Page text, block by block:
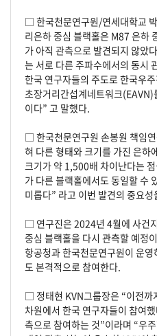
□ 한국천문연구원/연세대학교
리은하 중심 블랙홀은 M87 은하
가 아직 관측으로 발견되지 않았
는 서로 다른 주파수에서의 동시
한국 연구자들의 주도로 한국우
초장거리간섭계네트워크
이다” 고 말했다.
□ 한국천문연구원 손봉원 책임
혀 다른 형태와 크기를 가진 은하
크기가 약 1,500배 차이난다는
가 다른 블랙홀에서도 동일할 수
미롭다” 라고 이번 발견의 중요성
□ 연구진은 2024년 4월에 사건
중심 블랙홀을 다시 관측할 예정
항공청과 한국천문연구원이 운
도 본격적으로 참여한다.
□ 정태현 KVN그룹장은 “이전까
차원에서 한국 연구자들이 참여
측으로 참여하는 것”이라며 “우